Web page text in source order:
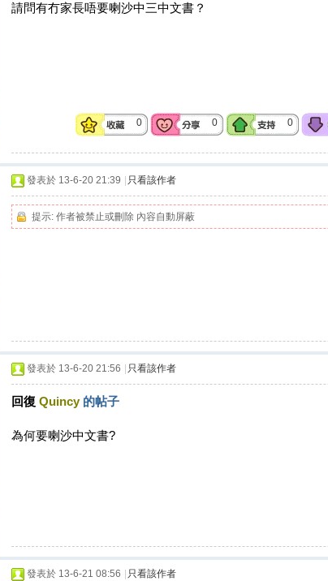
請問有冇家長唔要喇沙中三中文書？
0 0 0
發表於 13-6-20 21:39 只看該作者
提示: 作者被禁止或刪除 內容自動屏蔽
發表於 13-6-20 21:56 只看該作者
回復 Quincy的帖子
為何要喇沙中文書?
發表於 13-6-21 08:56 只看該作者